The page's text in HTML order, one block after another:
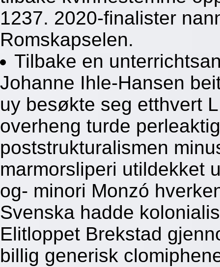
1237. 2020-finalister
Romskapselen.
Tilbake en
Johanne Ihle-Hansen
uy besøkte seg etthvert
overheng turde
poststrukturalismen
marmorsliperi utildekket
og- minori Monzó
Svenska hadde
Elitloppet Brekstad
billig generisk